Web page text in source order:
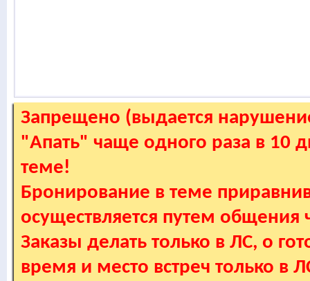
Запрещено (выдается
"Апать" чаще одного раза в 10
теме!
Бронирование в теме
осуществляется путем
Заказы делать только в ЛС, о
время и место встреч только в